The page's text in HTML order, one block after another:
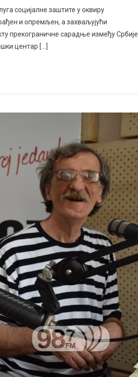
социјалне заштите у оквиру
и опремљен, а захваљујући
прекограничне сарадње између Србије
центар […]